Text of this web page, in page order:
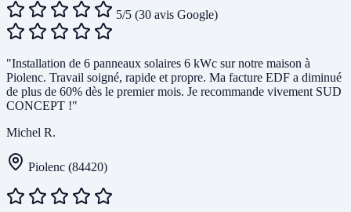
5/5 (30 avis Google)
"Installation de 6 panneaux solaires 6 kWc sur notre maison à
Piolenc. Travail soigné, rapide et propre. Ma facture EDF a diminué
de plus de 60% dès le premier mois. Je recommande vivement SUD
CONCEPT !"
Michel R.
Piolenc (84420)